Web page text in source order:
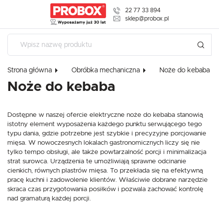
22 77 33 894
sklep@probox.pl
Strona główna Obróbka mechaniczna Noże do kebaba
Noże do kebaba
Dostępne w naszej ofercie elektryczne noże do kebaba stanowią
istotny element wyposażenia każdego punktu serwującego tego
typu dania, gdzie potrzebne jest szybkie i precyzyjne porcjowanie
mięsa. W nowoczesnych lokalach gastronomicznych liczy się nie
tylko tempo obsługi, ale także powtarzalność porcji i minimalizacja
strat surowca. Urządzenia te umożliwiają sprawne odcinanie
cienkich, równych plastrów mięsa. To przekłada się na efektywną
pracę kuchni i zadowolenie klientów. Właściwie dobrane narzędzie
skraca czas przygotowania posiłków i pozwala zachować kontrolę
nad gramaturą każdej porcji.
USTAWIENIA
Szanujemy Twoją prywatność. Możesz zmienić ustawienia
cookies lub zaakceptować je wszystkie. W dowolnym
momencie możesz dokonać zmiany swoich ustawień.
Niezbędne
Niezbędne pliki cookies służą do prawidłowego funkcjonowania strony
internetowej i umożliwiają Ci komfortowe korzystanie z oferowanych przez
nas usług.
Pliki cookies odpowiadają na podejmowane przez Ciebie działania w celu
m.in. dostosowania Twoich ustawień preferencji prywatności, logowania czy
może działać bez zakłóceń.
Więcej
Funkcjonalne i personalizacyjne
USTAWIENIA REGIONALNE
Lokalizacja
Polska
polski
Polski złoty (PLN)
ZAPISZ